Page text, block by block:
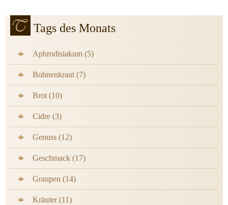
Tags des Monats
Aphrodisiakum (5)
Bohnenkraut (7)
Brot (10)
Cidre (3)
Genuss (12)
Geschmack (17)
Graupen (14)
Kräuter (11)